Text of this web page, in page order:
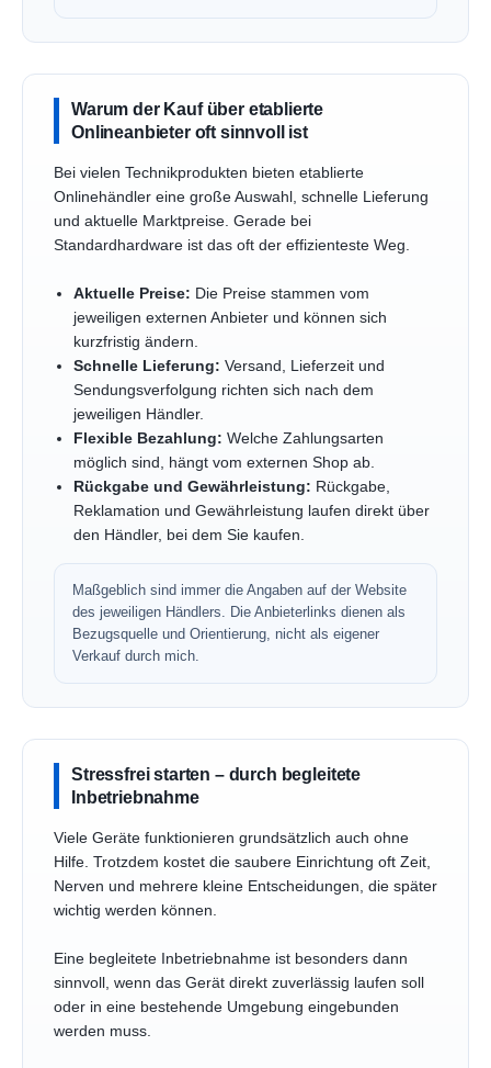
Warum der Kauf über etablierte
Onlineanbieter oft sinnvoll ist
Bei vielen Technikprodukten bieten etablierte
Onlinehändler eine große Auswahl, schnelle Lieferung
und aktuelle Marktpreise. Gerade bei
Standardhardware ist das oft der effizienteste Weg.
Aktuelle Preise: Die Preise stammen vom
jeweiligen externen Anbieter und können sich
kurzfristig ändern.
Schnelle Lieferung: Versand, Lieferzeit und
Sendungsverfolgung richten sich nach dem
jeweiligen Händler.
Flexible Bezahlung: Welche Zahlungsarten
möglich sind, hängt vom externen Shop ab.
Rückgabe und Gewährleistung: Rückgabe,
Reklamation und Gewährleistung laufen direkt über
den Händler, bei dem Sie kaufen.
Maßgeblich sind immer die Angaben auf der Website
des jeweiligen Händlers. Die Anbieterlinks dienen als
Bezugsquelle und Orientierung, nicht als eigener
Verkauf durch mich.
Stressfrei starten – durch begleitete
Inbetriebnahme
Viele Geräte funktionieren grundsätzlich auch ohne
Hilfe. Trotzdem kostet die saubere Einrichtung oft Zeit,
Nerven und mehrere kleine Entscheidungen, die später
wichtig werden können.
Eine begleitete Inbetriebnahme ist besonders dann
sinnvoll, wenn das Gerät direkt zuverlässig laufen soll
oder in eine bestehende Umgebung eingebunden
werden muss.